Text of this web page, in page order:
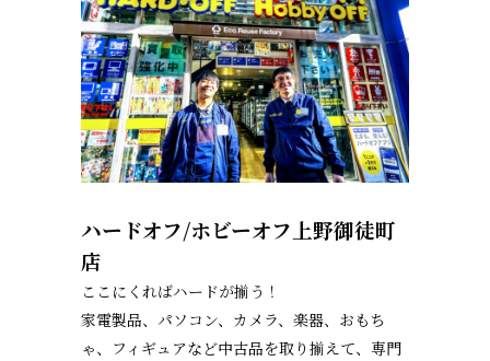
ハードオフ/ホビーオフ上野御徒町
店
ここにくればハードが揃う！
家電製品、パソコン、カメラ、楽器、おもち
ゃ、フィギュアなど中古品を取り揃えて、専門